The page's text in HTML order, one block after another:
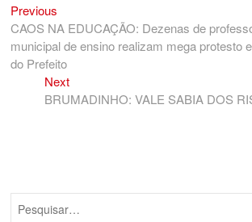
Navegação
de
Post
Previous
post:
CAOS NA EDUCAÇÃO: Dezenas de
municipal de ensino realizam mega protesto
do Prefeito
NextNext
post:
BRUMADINHO: VALE SABIA DOS